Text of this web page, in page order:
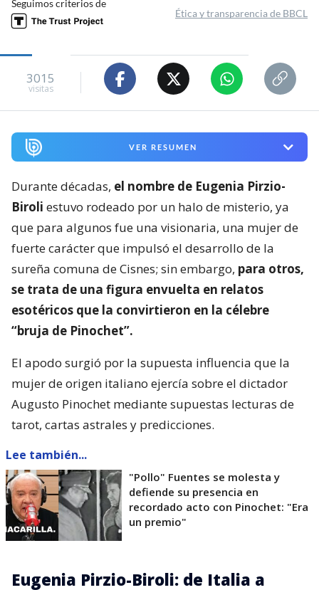
Seguimos criterios de
Ética y transparencia de BBCL
3015
visitas
VER RESUMEN
Durante décadas, el nombre de Eugenia Pirzio-
Biroli estuvo rodeado por un halo de misterio, ya
que para algunos fue una visionaria, una mujer de
fuerte carácter que impulsó el desarrollo de la
sureña comuna de Cisnes; sin embargo, para otros,
se trata de una figura envuelta en relatos
esotéricos que la convirtieron en la célebre
“bruja de Pinochet”.
El apodo surgió por la supuesta influencia que la
mujer de origen italiano ejercía sobre el dictador
Augusto Pinochet mediante supuestas lecturas de
tarot, cartas astrales y predicciones.
Lee también...
"Pollo" Fuentes se molesta y
defiende su presencia en
recordado acto con Pinochet: "Era
un premio"
Eugenia Pirzio-Biroli: de Italia a